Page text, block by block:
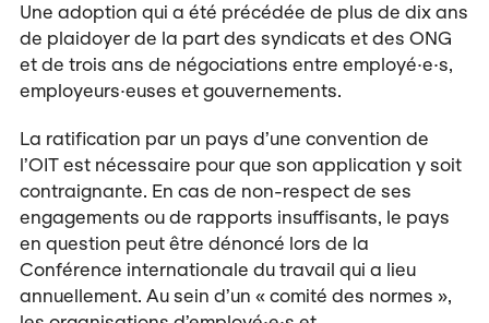
Une adoption qui a été précédée de plus de dix ans
de plaidoyer de la part des syndicats et des ONG
et de trois ans de négociations entre employé·e·s,
employeurs·euses et gouvernements.
La ratification par un pays d’une convention de
l’OIT est nécessaire pour que son application y soit
contraignante. En cas de non-respect de ses
engagements ou de rapports insuffisants, le pays
en question peut être dénoncé lors de la
Conférence internationale du travail qui a lieu
annuellement. Au sein d’un « comité des normes »,